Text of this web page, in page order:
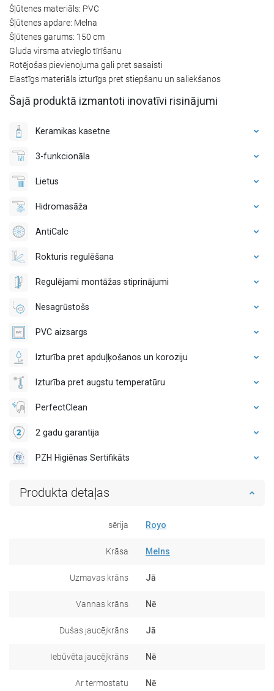
Šļūtenes materiāls: PVC
Šļūtenes apdare: Melna
Šļūtenes garums: 150 cm
Gluda virsma atvieglo tīrīšanu
Rotējošas pievienojuma gali pret sasaisti
Elastīgs materiāls izturīgs pret stiepšanu un saliekšanos
Šajā produktā izmantoti inovatīvi risinājumi
Keramikas kasetne
3-funkcionāla
Lietus
Hidromasāža
AntiCalc
Rokturis regulēšana
Regulējami montāžas stiprinājumi
Nesagrūstošs
PVC aizsargs
Izturība pret apduļķošanos un koroziju
Izturība pret augstu temperatūru
PerfectClean
2 gadu garantija
PZH Higiēnas Sertifikāts
Produkta detaļas
sērija Royo
Krāsa Melns
Uzmavas krāns Jā
Vannas krāns Nē
Dušas jaucējkrāns Jā
Iebūvēta jaucējkrāns Nē
Ar termostatu Nē